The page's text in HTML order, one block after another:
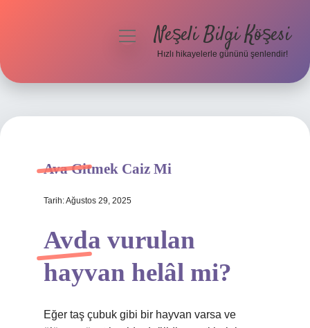
Hakkımızda
menüyüNeşeli Bilgi Köşesi
Hızlı hikayelerle gününü şenlendir!
Ava Gitmek Caiz Mi
Tarih: Ağustos 29, 2025
Avda vurulan
hayvan helâl mi?
Eğer taş çubuk gibi bir hayvan varsa ve